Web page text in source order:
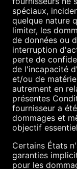
spéciaux,
quelque nature
limiter, les
de données ou
interruption
perte de
de l'incapacité
et/ou de
autrement en
présentes
fournisseur a
dommages et
objectif
Certains États
garanties
pour les